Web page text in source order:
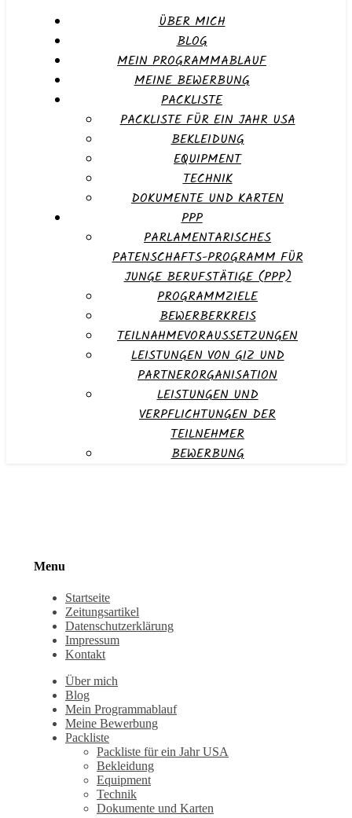
ÜBER MICH
BLOG
MEIN PROGRAMMABLAUF
MEINE BEWERBUNG
PACKLISTE
PACKLISTE FÜR EIN JAHR USA
BEKLEIDUNG
EQUIPMENT
TECHNIK
DOKUMENTE UND KARTEN
PPP
PARLAMENTARISCHES
PATENSCHAFTS-PROGRAMM FÜR
JUNGE BERUFSTÄTIGE (PPP)
PROGRAMMZIELE
BEWERBERKREIS
TEILNAHMEVORAUSSETZUNGEN
LEISTUNGEN VON GIZ UND
PARTNERORGANISATION
LEISTUNGEN UND
VERPFLICHTUNGEN DER
TEILNEHMER
BEWERBUNG
Menu
Startseite
Zeitungsartikel
Datenschutzerklärung
Impressum
Kontakt
Über mich
Blog
Mein Programmablauf
Meine Bewerbung
Packliste
Packliste für ein Jahr USA
Bekleidung
Equipment
Technik
Dokumente und Karten